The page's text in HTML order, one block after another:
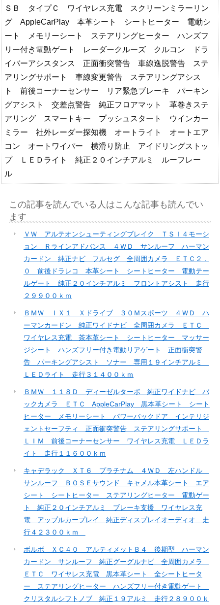
ＳＢ タイプＣ ワイヤレス充電 スクリーンミラーリン
グ AppleCarPlay 本革シート シートヒーター 電動シ
ート メモリーシート ステアリングヒーター ハンズフ
リー付き電動ゲート レーダークルーズ クルコン ドラ
イバーアシスタンス 正面衝突警告 車線逸脱警告 ステ
アリングサポート 車線変更警告 ステアリングアシス
ト 前後コーナーセンサー リア緊急ブレーキ パーキン
グアシスト 交差点警告 純正フロアマット 革巻きステ
アリング スマートキー プッシュスタート ウインカー
ミラー 社外レーダー探知機 オートライト オートエア
コン オートワイパー 横滑り防止 アイドリングストッ
プ ＬＥＤライト 純正２０インチアルミ ルーフレー
ル
この記事を読んでいる人はこんな記事も読んでい
ます
ＶＷ アルテオンシューティングブレイク ＴＳＩ４モーシ
ョン Ｒラインアドバンス ４ＷＤ サンルーフ ハーマン
カードン 純正ナビ フルセグ 全周囲カメラ ＥＴＣ２．
０ 前後ドラレコ 本革シート シートヒーター 電動テー
ルゲート 純正２０インチアルミ フロントアシスト 走行
２９９００ｋｍ
ＢＭＷ ＩＸ１ Ｘドライブ ３０Ｍスポーツ ４ＷＤ ハ
ーマンカードン 純正ワイドナビ 全周囲カメラ ＥＴＣ
ワイヤレス充電 茶本革シート シートヒーター マッサー
ジシート ハンズフリー付き電動リアゲート 正面衝突警
告 パーキングアシスト ソナー 専用１９インチアルミ
ＬＥＤライト 走行３１４００ｋｍ
ＢＭＷ １１８Ｄ ディーゼルターボ 純正ワイドナビ バ
ックカメラ ＥＴＣ AppleCarPlay 黒本革シート シート
ヒーター メモリーシート パワーバックドア インテリジ
ェントセーフティ 正面衝突警告 ステアリングサポート
ＬＩＭ 前後コーナーセンサー ワイヤレス充電 ＬＥＤラ
イト 走行１１６００ｋｍ
キャデラック ＸＴ６ プラチナム ４ＷＤ 左ハンドル
サンルーフ ＢＯＳＥサウンド キャメル本革シート エア
シート シートヒーター ステアリングヒーター 電動ゲー
ト 純正２０インチアルミ ブレーキ支援 ワイヤレス充
電 アップルカープレイ 純正ディスプレイオーディオ 走
行４２３００ｋｍ
ボルボ ＸＣ４０ アルティメットＢ４ 後期型 ハーマン
カードン サンルーフ 純正グーグルナビ 全周囲カメラ
ＥＴＣ ワイヤレス充電 黒本革シート 全シートヒータ
ー ステアリングヒーター ハンズフリー付き電動ゲート
クリスタルシフトノブ 純正１９アルミ 走行２８９００ｋ